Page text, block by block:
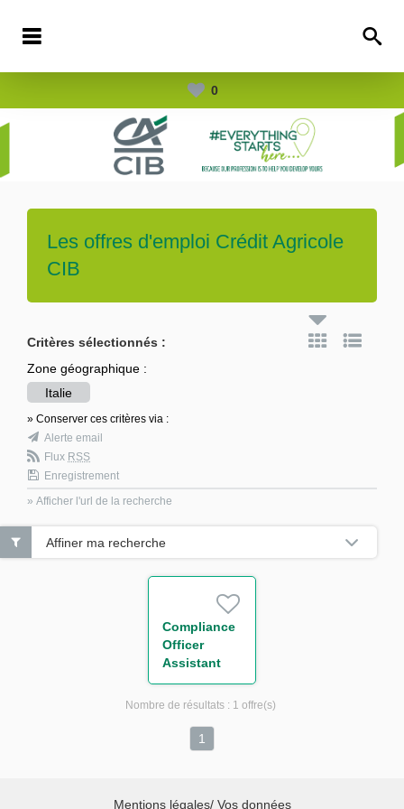
0
Les offres d'emploi Crédit Agricole
CIB
Critères sélectionnés :
Zone géographique :
Italie
» Conserver ces critères via :
Alerte email
Flux RSS
Enregistrement
» Afficher l'url de la recherche
Compliance
Officer
Assistant
H/F
Affiner ma recherche
Nombre de résultats : 1 offre(s)
1
Mentions légales/ Vos données